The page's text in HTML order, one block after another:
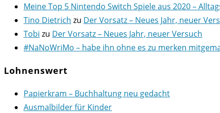
Meine Top 5 Nintendo Switch Spiele aus 2020 –
Tino Dietrich zu Der Vorsatz – Neues Jahr, neuer
Tobi zu Der Vorsatz – Neues Jahr, neuer Versuch
#NaNoWriMo – habe ihn ohne es zu merken
Lohnenswert
Papierkram – Buchhaltung neu gedacht
Ausmalbilder für Kinder